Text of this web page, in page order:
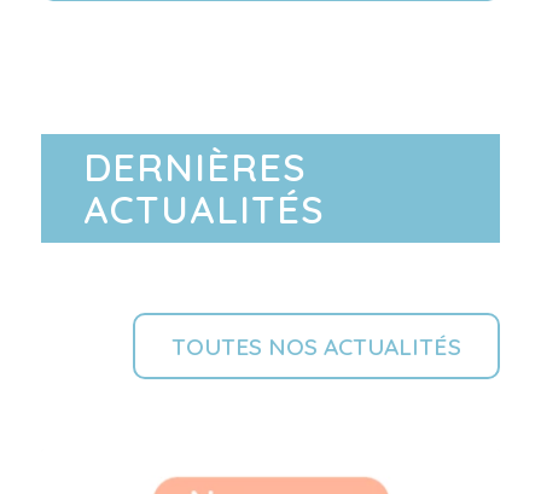
DERNIÈRES
ACTUALITÉS
TOUTES NOS ACTUALITÉS